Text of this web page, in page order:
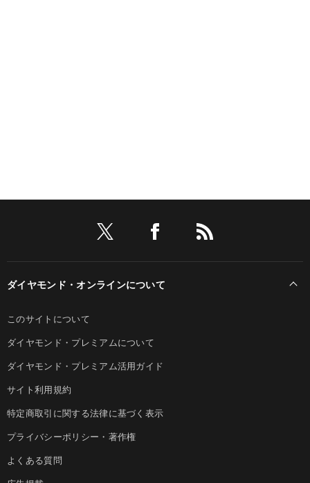
ダイヤモンド・オンラインについて
このサイトについて
ダイヤモンド・プレミアムについて
ダイヤモンド・プレミアム活用ガイド
サイト利用規約
特定商取引に関する法律に基づく表示
プライバシーポリシー・著作権
よくある質問